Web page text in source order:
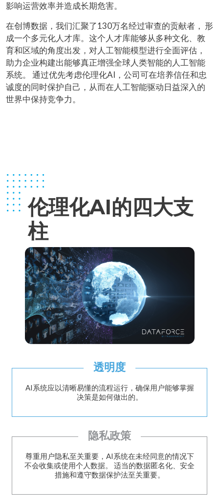
影响运营效率并造成长期危害。
在创博数据，我们汇聚了130万名经过审查的贡献者， 形
成一个多元化人才库。这个人才库能够从多种文化、教
育和区域的角度出发，对人工智能模型进行全面评估，
助力企业构建出能够真正增强全球人类智能的人工智能
系统。 通过优先考虑伦理化AI，公司可在培养信任和忠
诚度的同时保护自己，从而在人工智能驱动日益深入的
世界中保持竞争力。
伦理化AI的四大支
柱
透明度
AI系统应以清晰易懂的流程运行，确保用户能够掌握
决策是如何做出的。
隐私政策
尊重用户隐私至关重要，AI系统在未经同意的情况下
不会收集或使用个人数据。 适当的数据匿名化、安全
措施和遵守数据保护法至关重要。